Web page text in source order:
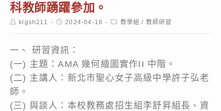
科教師踴躍參加。
Postklgsh211
Post2024-04-18
Post教學組 / 教師研習
一、 研習資訊：
(一) 主題：AMA 幾何繪圖實作II 中階。
(二) 主講人：新北市聖心女子高級中學許子弘老
師。
(三) 與談人：本校教務處招生組李舒昇組長、資